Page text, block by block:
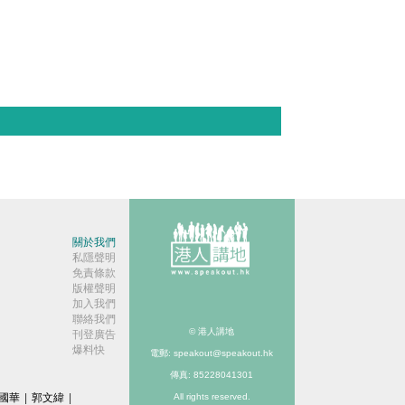
關於我們
私隱聲明
免責條款
版權聲明
加入我們
聯絡我們
刊登廣告
爆料快
華 | 郭文緯 |
© 港人講地
電郵: speakout@speakout.hk
傳真: 85228041301
All rights reserved.